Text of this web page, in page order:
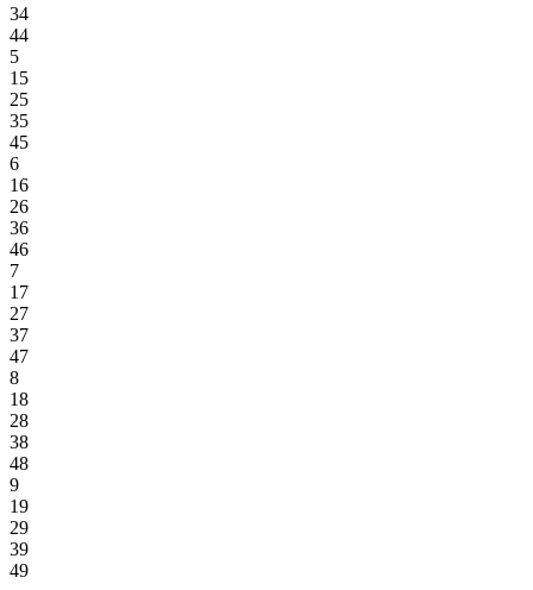
34
44
5
15
25
35
45
6
16
26
36
46
7
17
27
37
47
8
18
28
38
48
9
19
29
39
49